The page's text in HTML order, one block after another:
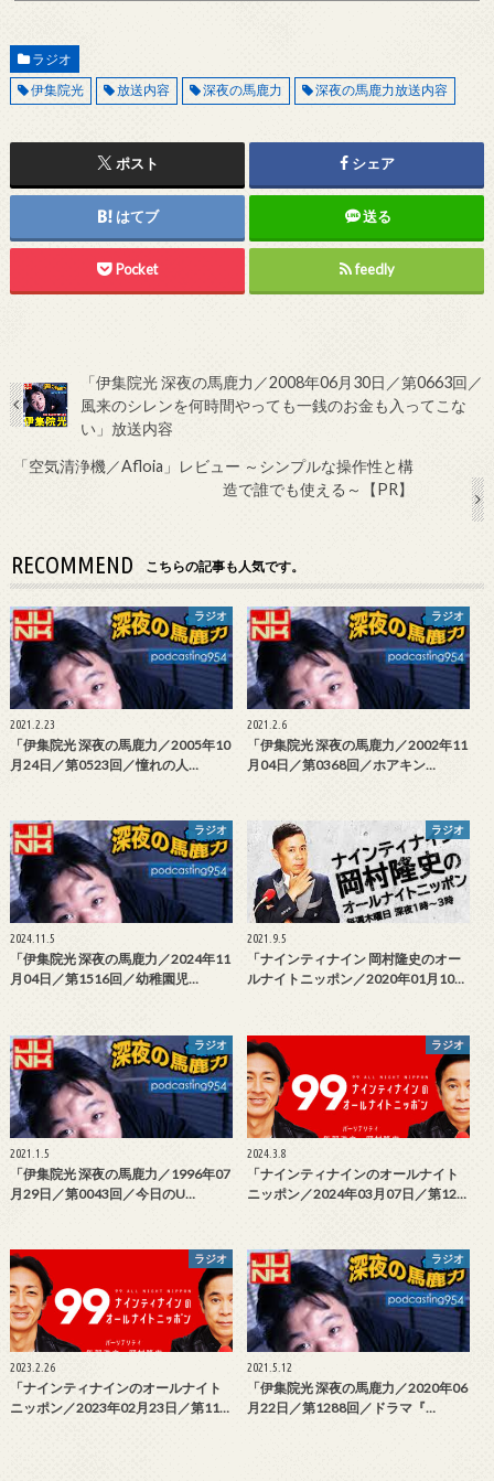
ラジオ
伊集院光
放送内容 深夜の馬鹿力 深夜の馬鹿力放送内容
ポスト シェア
はてブ 送る
Pocket feedly
「伊集院光 深夜の馬鹿力／2008年06月30日／第0663回／
風来のシレンを何時間やっても一銭のお金も入ってこな
い」放送内容
「空気清浄機／Afloia」レビュー ～シンプルな操作性と構
造で誰でも使える～【PR】
RECOMMEND こちらの記事も人気です。
ラジオ
2021.2.23
「伊集院光 深夜の馬鹿力／2005年10
月24日／第0523回／憧れの人…
ラジオ
2021.2.6
「伊集院光 深夜の馬鹿力／2002年11
月04日／第0368回／ホアキン…
ラジオ
2024.11.5
「伊集院光 深夜の馬鹿力／2024年11
月04日／第1516回／幼稚園児…
ラジオ
2021.9.5
「ナインティナイン 岡村隆史のオー
ルナイトニッポン／2020年01月10…
ラジオ
2021.1.5
「伊集院光 深夜の馬鹿力／1996年07
月29日／第0043回／今日のU…
ラジオ
2024.3.8
「ナインティナインのオールナイト
ニッポン／2024年03月07日／第12…
ラジオ
2023.2.26
「ナインティナインのオールナイト
ニッポン／2023年02月23日／第11…
ラジオ
2021.5.12
「伊集院光 深夜の馬鹿力／2020年06
月22日／第1288回／ドラマ『…